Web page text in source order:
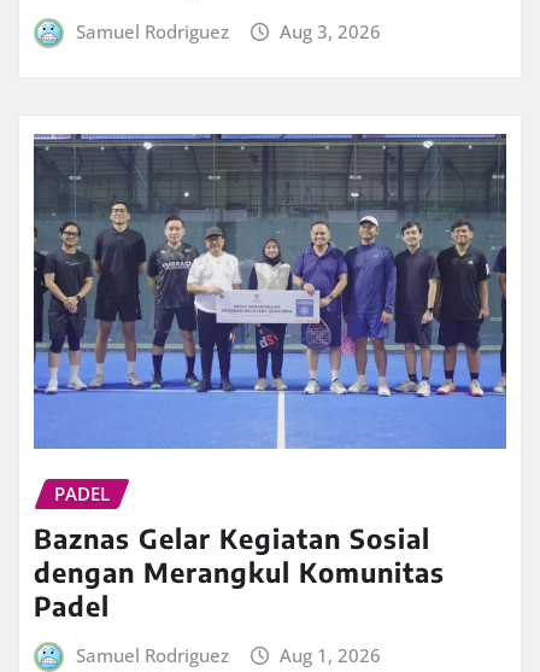
Samuel Rodriguez Aug 3, 2026
PADEL
Baznas Gelar Kegiatan Sosial
dengan Merangkul Komunitas
Padel
Samuel Rodriguez Aug 1, 2026